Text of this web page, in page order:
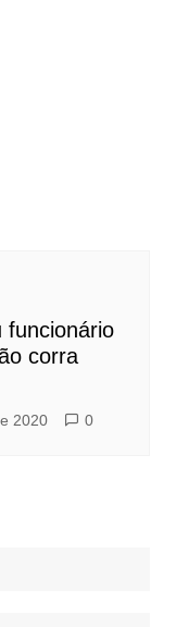
funcionário
corra
2020 0